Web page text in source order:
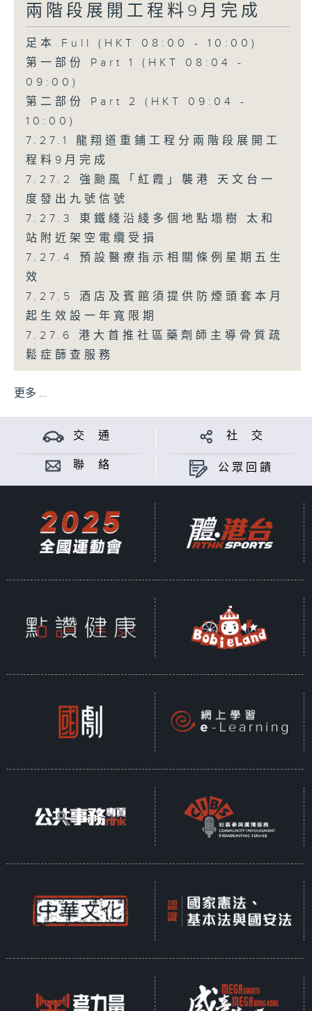
兩階段展開工程料9月完成
足本 Full (HKT 08:00 - 10:00)
第一部份 Part 1 (HKT 08:04 -
09:00)
第二部份 Part 2 (HKT 09:04 -
10:00)
7.27.1 龍翔道重鋪工程分兩階段展開工
程料9月完成
7.27.2 強颱風「紅霞」襲港 天文台一
度發出九號信號
7.27.3 東鐵綫沿綫多個地點塌樹 太和
站附近架空電纜受損
7.27.4 預設醫療指示相關條例星期五生
效
7.27.5 酒店及賓館須提供防煙頭套本月
起生效設一年寬限期
7.27.6 港大首推社區藥劑師主導骨質疏
鬆症篩查服務
更多 ...
交 通 社 交
聯 絡 公眾回饋